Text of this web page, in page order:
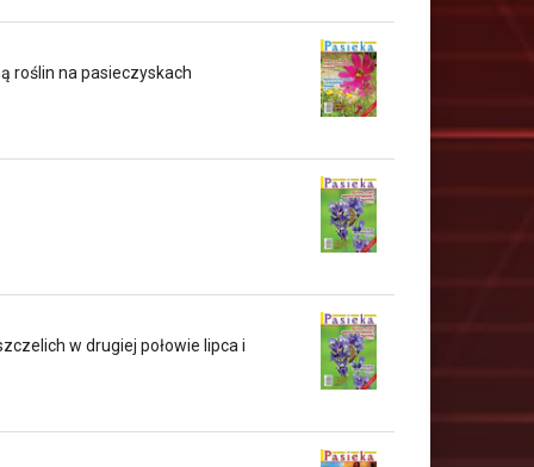
roślin na pasieczyskach
w drugiej połowie lipca i